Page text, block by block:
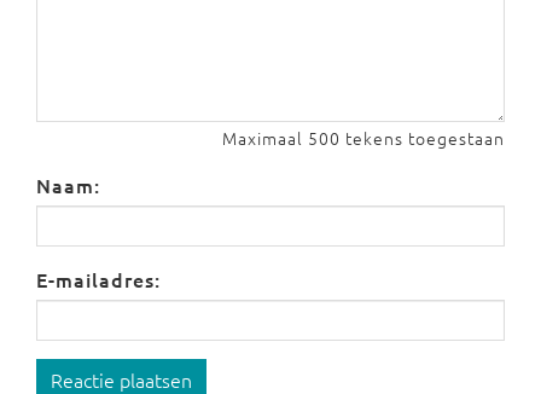
Maximaal 500 tekens toegestaan
Naam:
E-mailadres:
Reactie plaatsen